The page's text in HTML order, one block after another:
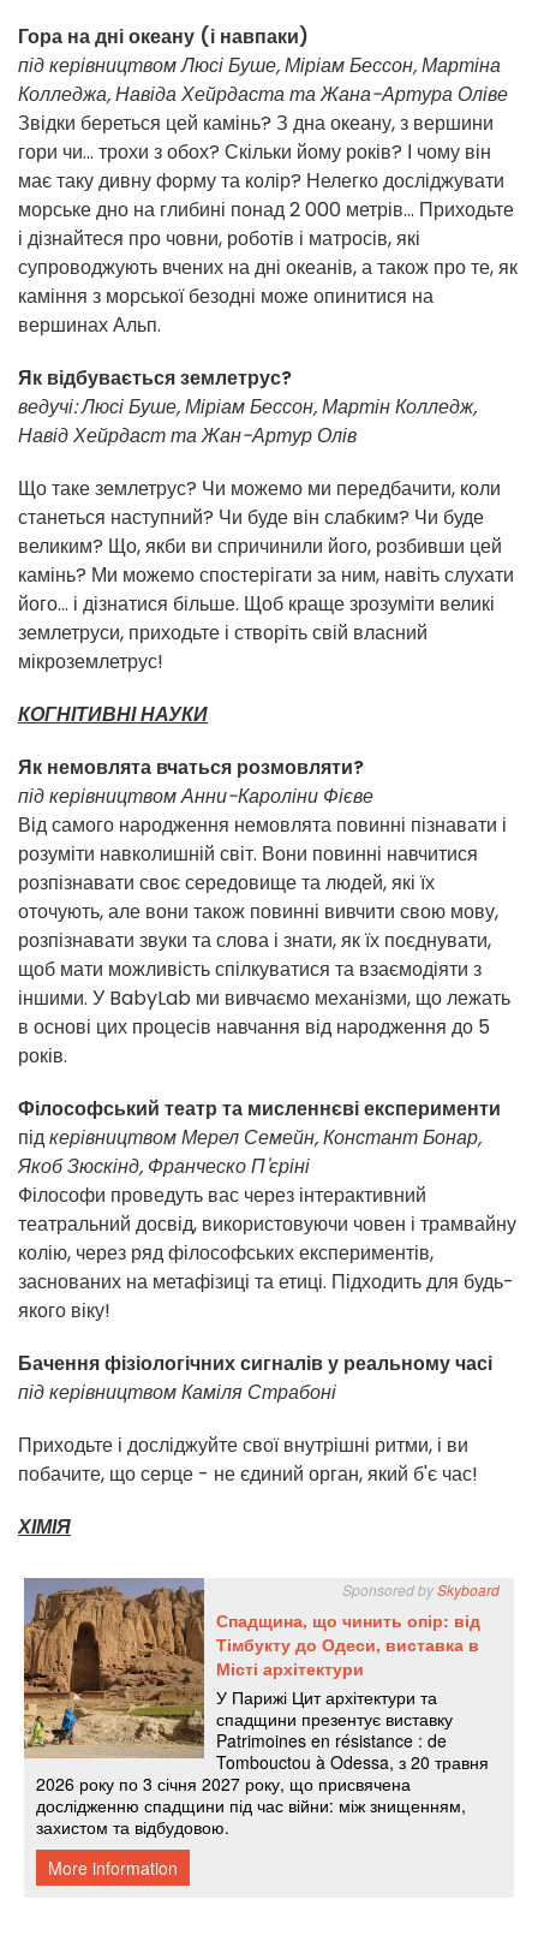
Гора на дні океану (і навпаки)
під керівництвом Люсі Буше, Міріам Бессон, Мартіна
Колледжа, Навіда Хейрдаста та Жана-Артура Оліве
Звідки береться цей камінь? З дна океану, з вершини
гори чи... трохи з обох? Скільки йому років? І чому він
має таку дивну форму та колір? Нелегко досліджувати
морське дно на глибині понад 2 000 метрів... Приходьте
і дізнайтеся про човни, роботів і матросів, які
супроводжують вчених на дні океанів, а також про те, як
каміння з морської безодні може опинитися на
вершинах Альп.
Як відбувається землетрус?
ведучі: Люсі Буше, Міріам Бессон, Мартін Колледж,
Навід Хейрдаст та Жан-Артур Олів
Що таке землетрус? Чи можемо ми передбачити, коли
станеться наступний? Чи буде він слабким? Чи буде
великим? Що, якби ви спричинили його, розбивши цей
камінь? Ми можемо спостерігати за ним, навіть слухати
його... і дізнатися більше. Щоб краще зрозуміти великі
землетруси, приходьте і створіть свій власний
мікроземлетрус!
КОГНІТИВНІ НАУКИ
Як немовлята вчаться розмовляти?
під керівництвом Анни-Кароліни Фієве
Від самого народження немовлята повинні пізнавати і
розуміти навколишній світ. Вони повинні навчитися
розпізнавати своє середовище та людей, які їх
оточують, але вони також повинні вивчити свою мову,
розпізнавати звуки та слова і знати, як їх поєднувати,
щоб мати можливість спілкуватися та взаємодіяти з
іншими. У BabyLab ми вивчаємо механізми, що лежать
в основі цих процесів навчання від народження до 5
років.
Філософський театр та мисленнєві експерименти
підкерівництвомМерел Семейн, Констант Бонар,
Якоб Зюскінд, Франческо П'єріні
Філософи проведуть вас через інтерактивний
театральний досвід, використовуючи човен і трамвайну
колію, через ряд філософських експериментів,
заснованих на метафізиці та етиці. Підходить для будь-
якого віку!
Бачення фізіологічних сигналів у реальному часі
під керівництвом Каміля Страбоні
Приходьте і досліджуйте свої внутрішні ритми, і ви
побачите, що серце - не єдиний орган, який б'є час!
ХІМІЯ